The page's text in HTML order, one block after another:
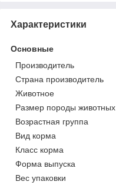
Характеристики
Основные
Производитель
Страна производитель
Животное
Размер породы животных
Возрастная группа
Вид корма
Класс корма
Форма выпуска
Вес упаковки